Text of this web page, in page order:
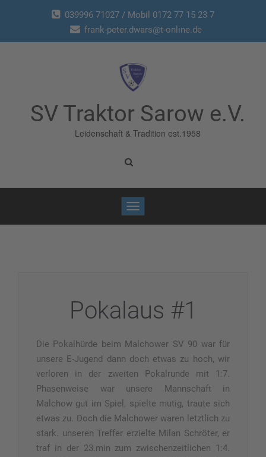
039996 71027 / Mobil 0172 77 15 23 7
frank-peter.dwars@t-online.de
SV Traktor Sarow e.V.
Leidenschaft & Tradition est.1958
Toggle
navigation
Pokalaus #1
Die Pokalhürde beim Malchower SV 90 war für
unsere E-Jugend dann doch etwas zu hoch, wir
verloren in der zweiten Pokalrunde mit 1:7.
Phasenweise war unsere Mannschaft in
Malchow gut im Spiel, spielte mutig, traute sich
etwas zu. Doch die Malchower waren letztlich zu
stark. unseren Treffer erzielte Milan Schröter, er
traf in der 23.min zum zwischenzeitlichen 1:4.